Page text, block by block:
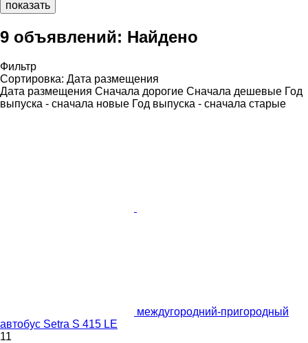
показать
9 объявлений: Найдено
Фильтр
Сортировка: Дата размещения
Дата размещения Сначала дорогие Сначала дешевые Год
выпуска - сначала новые Год выпуска - сначала старые
междугородний-пригородный
автобус Setra S 415 LE
11